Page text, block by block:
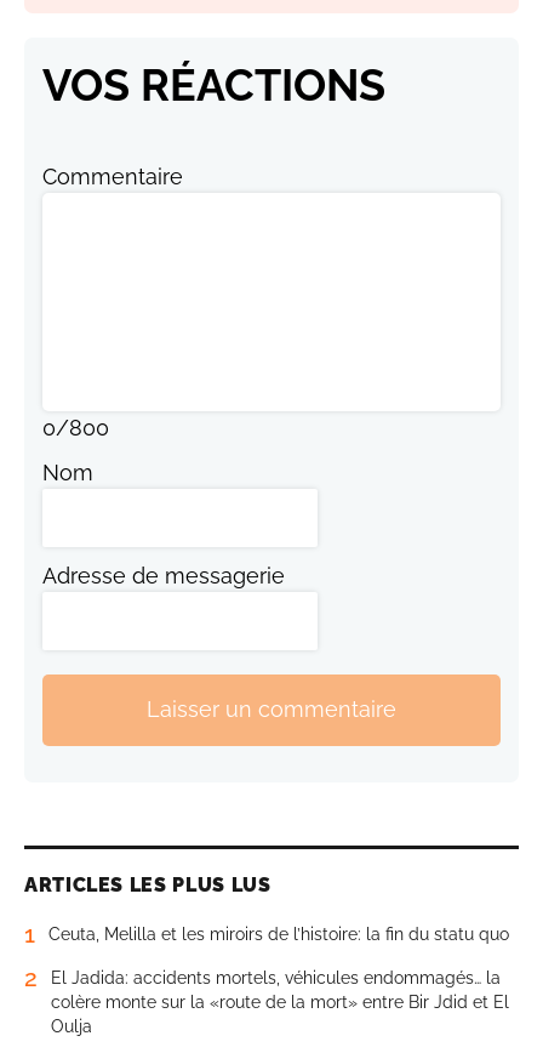
VOS RÉACTIONS
Commentaire
0/800
Nom
Adresse de messagerie
Laisser un commentaire
ARTICLES LES PLUS LUS
1 Ceuta, Melilla et les miroirs de l’histoire: la fin du statu quo
2
El Jadida: accidents mortels, véhicules endommagés… la
colère monte sur la «route de la mort» entre Bir Jdid et El
Oulja